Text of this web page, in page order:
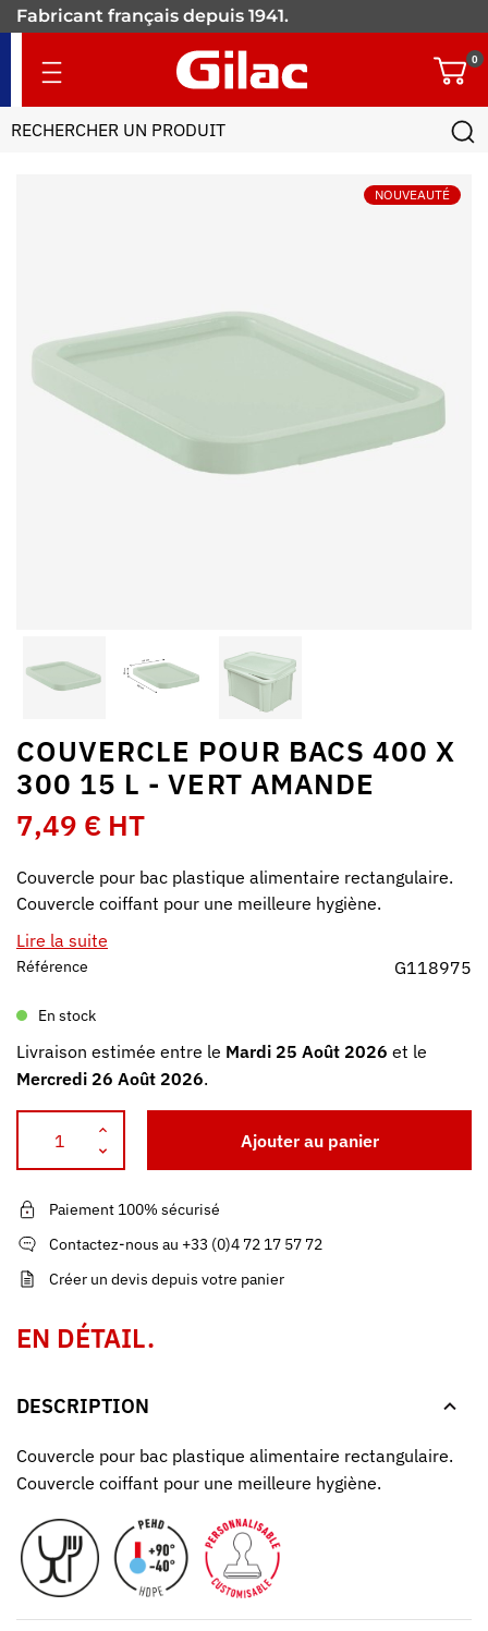
NOUVEAUTÉ
COUVERCLE POUR BACS 400 X
300 15 L - VERT AMANDE
7,49 € HT
Couvercle pour bac plastique alimentaire rectangulaire.
Couvercle coiffant pour une meilleure hygiène.
Lire la suite
Référence G118975
En stock
Livraison estimée entre le Mardi 25 Août 2026 et le
Mercredi 26 Août 2026.
Ajouter au panier
Paiement 100% sécurisé
Contactez-nous au +33 (0)4 72 17 57 72
Créer un devis depuis votre panier
EN DÉTAIL.
DESCRIPTION
Couvercle pour bac plastique alimentaire rectangulaire.
Couvercle coiffant pour une meilleure hygiène.
+900 références pour les
0